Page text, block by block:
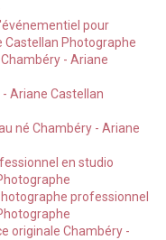
pour
Castellan Photographe
- Ariane
Ariane Castellan
né Chambéry - Ariane
en studio
professionnel
originale Chambéry -